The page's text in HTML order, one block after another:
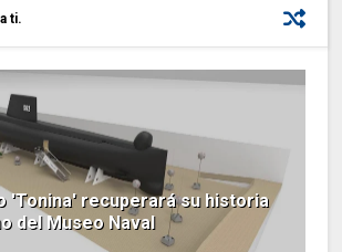
ti.
'Tonina' recuperará su historia
del Museo Naval